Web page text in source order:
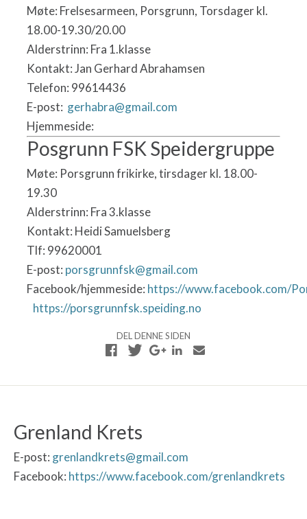
Møte: Frelsesarmeen, Porsgrunn, Torsdager kl.
18.00-19.30/20.00
Alderstrinn: Fra 1.klasse
Kontakt: Jan Gerhard Abrahamsen
Telefon: 99614436
E-post: gerhabra@gmail.com
Hjemmeside:
Posgrunn FSK Speidergruppe
Møte: Porsgrunn frikirke, tirsdager kl. 18.00-
19.30
Alderstrinn: Fra 3.klasse
Kontakt: Heidi Samuelsberg
Tlf: 99620001
E-post: porsgrunnfsk@gmail.com
Facebook/hjemmeside: https://www.facebook.com/
​https://porsgrunnfsk.speiding.no
DEL DENNE SIDEN
Grenland Krets
E-post: grenlandkrets@gmail.com
Facebook: https://www.facebook.com/grenlandkrets